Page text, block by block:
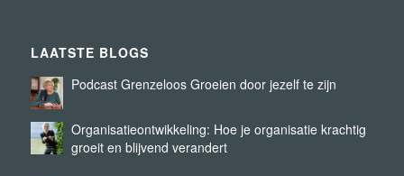
LAATSTE BLOGS
Podcast Grenzeloos Groeien door jezelf te zijn
Organisatieontwikkeling: Hoe je organisatie krachtig
groeit en blijvend verandert